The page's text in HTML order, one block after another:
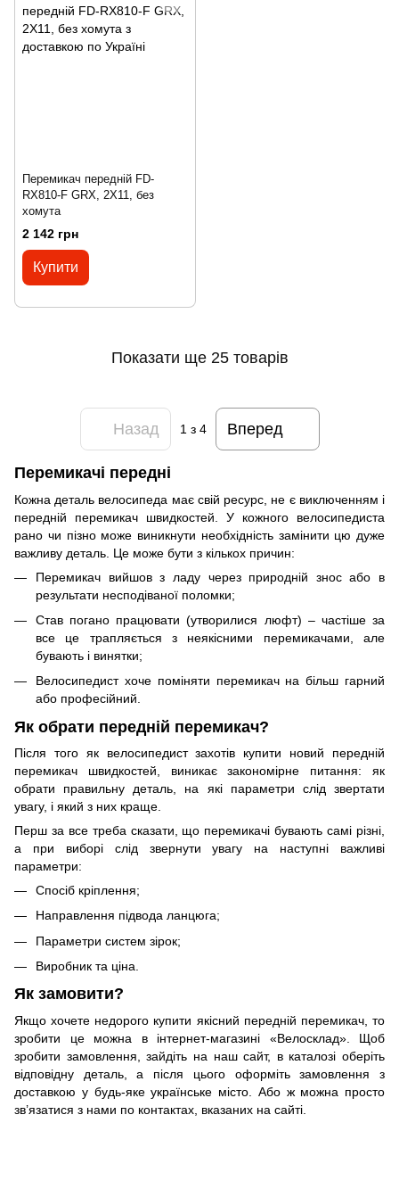
Перемикач передній FD-
RX810-F GRX, 2X11, без
хомута
2 142 грн
Купити
Показати ще 25 товарів
Назад 1 з 4 Вперед
Перемикачі передні
Кожна деталь велосипеда має свій ресурс, не є виключенням і
передній перемикач швидкостей. У кожного велосипедиста
рано чи пізно може виникнути необхідність замінити цю дуже
важливу деталь. Це може бути з кількох причин:
Перемикач вийшов з ладу через природній знос або в
результати несподіваної поломки;
Став погано працювати (утворилися люфт) – частіше за
все це трапляється з неякісними перемикачами, але
бувають і винятки;
Велосипедист хоче поміняти перемикач на більш гарний
або професійний.
Як обрати передній перемикач?
Після того як велосипедист захотів купити новий передній
перемикач швидкостей, виникає закономірне питання: як
обрати правильну деталь, на які параметри слід звертати
увагу, і який з них краще.
Перш за все треба сказати, що перемикачі бувають самі різні,
а при виборі слід звернути увагу на наступні важливі
параметри:
Спосіб кріплення;
Направлення підвода ланцюга;
Параметри систем зірок;
Виробник та ціна.
Як замовити?
Якщо хочете недорого купити якісний передній перемикач, то
зробити це можна в інтернет-магазині «Велосклад». Щоб
зробити замовлення, зайдіть на наш сайт, в каталозі оберіть
відповідну деталь, а після цього оформіть замовлення з
доставкою у будь-яке українське місто. Або ж можна просто
зв’язатися з нами по контактах, вказаних на сайті.